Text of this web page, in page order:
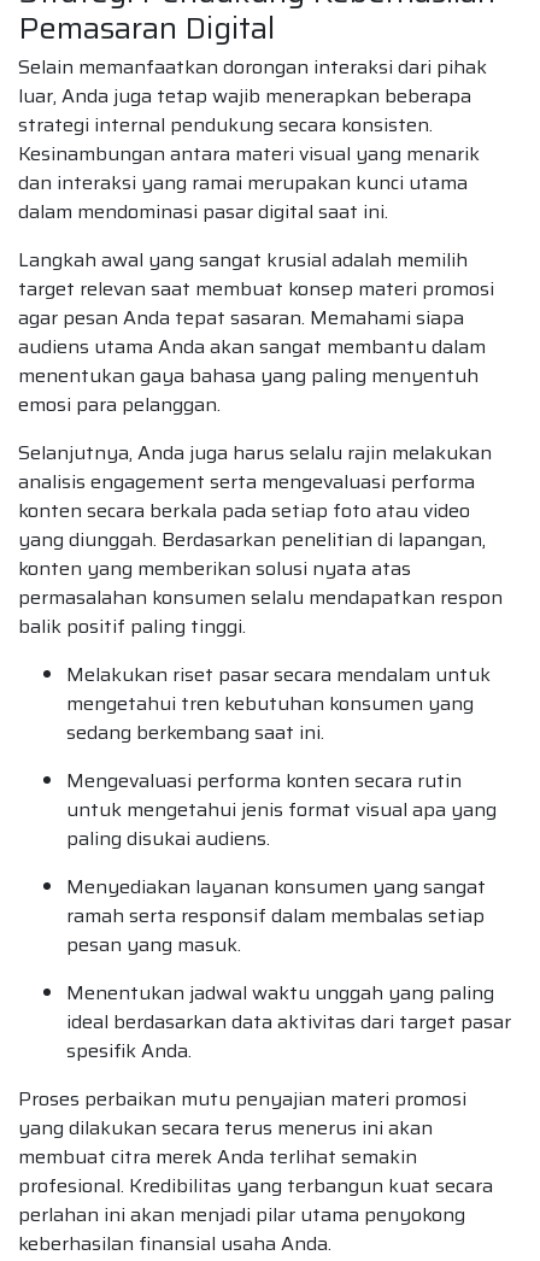
Pemasaran Digital
Selain memanfaatkan dorongan interaksi dari pihak
luar, Anda juga tetap wajib menerapkan beberapa
strategi internal pendukung secara konsisten.
Kesinambungan antara materi visual yang menarik
dan interaksi yang ramai merupakan kunci utama
dalam mendominasi pasar digital saat ini.
Langkah awal yang sangat krusial adalah memilih
target relevan saat membuat konsep materi promosi
agar pesan Anda tepat sasaran. Memahami siapa
audiens utama Anda akan sangat membantu dalam
menentukan gaya bahasa yang paling menyentuh
emosi para pelanggan.
Selanjutnya, Anda juga harus selalu rajin melakukan
analisis engagement serta mengevaluasi performa
konten secara berkala pada setiap foto atau video
yang diunggah. Berdasarkan penelitian di lapangan,
konten yang memberikan solusi nyata atas
permasalahan konsumen selalu mendapatkan respon
balik positif paling tinggi.
Melakukan riset pasar secara mendalam untuk
mengetahui tren kebutuhan konsumen yang
sedang berkembang saat ini.
Mengevaluasi performa konten secara rutin
untuk mengetahui jenis format visual apa yang
paling disukai audiens.
Menyediakan layanan konsumen yang sangat
ramah serta responsif dalam membalas setiap
pesan yang masuk.
Menentukan jadwal waktu unggah yang paling
ideal berdasarkan data aktivitas dari target pasar
spesifik Anda.
Proses perbaikan mutu penyajian materi promosi
yang dilakukan secara terus menerus ini akan
membuat citra merek Anda terlihat semakin
profesional. Kredibilitas yang terbangun kuat secara
perlahan ini akan menjadi pilar utama penyokong
keberhasilan finansial usaha Anda.